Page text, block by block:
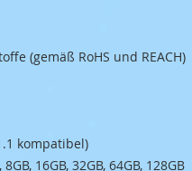
(gemäß RoHS und REACH)
kompatibel)
16GB, 32GB, 64GB, 128GB